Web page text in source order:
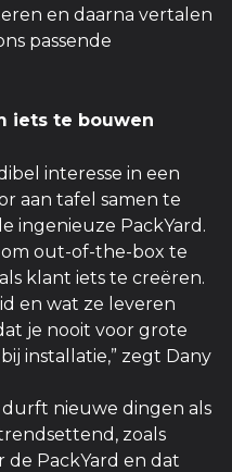
en daarna vertalen
passende
iets te bouwen
interesse in een
aan tafel samen te
ingenieuze PackYard.
om out-of-the-box te
klant iets te creëren.
en wat ze leveren
je nooit voor grote
installatie,” zegt Dany
durft nieuwe dingen als
zoals
PackYard en dat